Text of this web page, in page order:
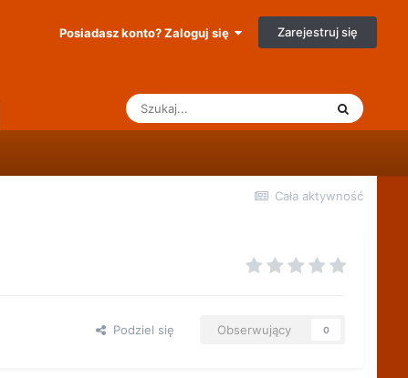
Posiadasz konto? Zaloguj się Zarejestruj się
Cała aktywność
Podziel się Obserwujący 0